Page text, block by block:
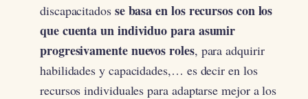
discapacitados se basa en los recursos con los
que cuenta un individuo para asumir
progresivamente nuevos roles, para adquirir
habilidades y capacidades,… es decir en los
recursos individuales para adaptarse mejor a los